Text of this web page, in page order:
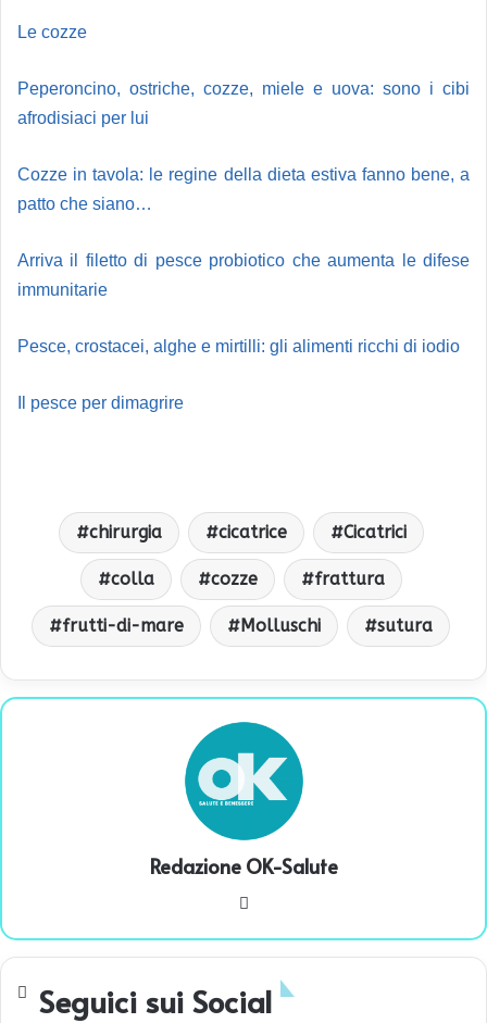
Le cozze
Peperoncino, ostriche, cozze, miele e uova: sono i cibi
afrodisiaci per lui
Cozze in tavola: le regine della dieta estiva fanno bene, a
patto che siano…
Arriva il filetto di pesce probiotico che aumenta le difese
immunitarie
Pesce, crostacei, alghe e mirtilli: gli alimenti ricchi di iodio
Il pesce per dimagrire
chirurgia cicatrice Cicatrici
colla cozze frattura
frutti-di-mare Molluschi sutura
Redazione OK-Salute
te
Seguici sui Social